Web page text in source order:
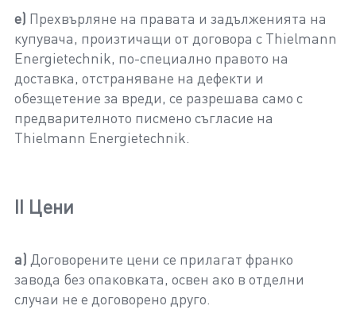
е) Прехвърляне на правата и задълженията на
купувача, произтичащи от договора с Thielmann
Energietechnik, по-специално правото на
доставка, отстраняване на дефекти и
обезщетение за вреди, се разрешава само с
предварителното писмено съгласие на
Thielmann Energietechnik.
II Цени
а) Договорените цени се прилагат франко
завода без опаковката, освен ако в отделни
случаи не е договорено друго.